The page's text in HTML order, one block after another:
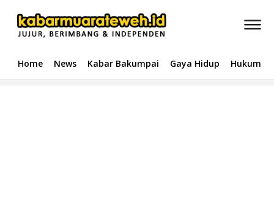
Home News Kabar Bakumpai Gaya Hidup Hukum &